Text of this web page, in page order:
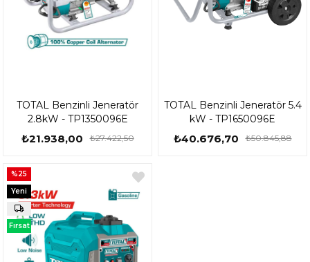
TOTAL Benzinli Jeneratör
2.8kW - TP1350096E
₺21.938,00 ₺27.422,50
TOTAL Benzinli Jeneratör 5.4
kW - TP1650096E
₺40.676,70 ₺50.845,88
%25
Yeni
Ürün
Fırsat
Ürünü